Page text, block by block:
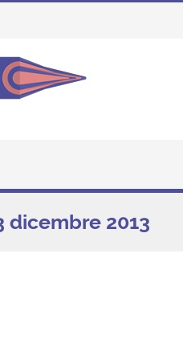
dicembre 2013